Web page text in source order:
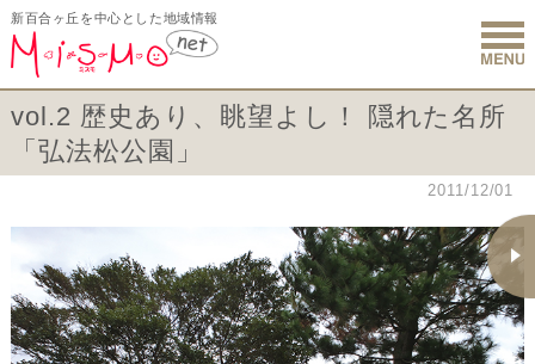
新百合ヶ丘を中心とした地域情報
新百合ヶ
vol.2 歴史あり、眺望よし！ 隠れた名所
「弘法松公園」
2011/12/01